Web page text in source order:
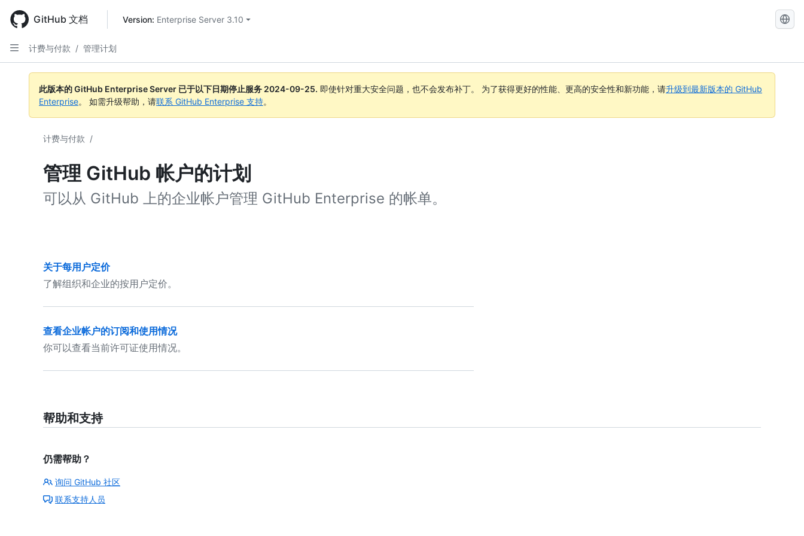
main
content
GitHub 文档 Version: Enterprise Server 3.10
Docs
计费与付款 / 管理计划
此版本的 GitHub Enterprise Server 已于以下日期停止服务 2024-09-25. 即使针对重大安全问题，也不会发布补丁。 为了获得更好的性能、更高的安全性和新功能，请升级到最新版本的 GitHub
Enterprise。 如需升级帮助，请联系 GitHub Enterprise 支持。
计费与付款 /
管理 GitHub 帐户的计划
可以从 GitHub 上的企业帐户管理 GitHub Enterprise 的帐单。
关于每用户定价
了解组织和企业的按用户定价。
查看企业帐户的订阅和使用情况
你可以查看当前许可证使用情况。
帮助和支持
仍需帮助？
询问 GitHub 社区
联系支持人员